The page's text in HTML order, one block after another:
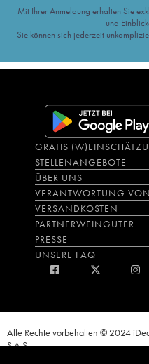
Mit Ihrer Anmeldung erhalten Sie
und
Sie können sich jederzeit
GRATIS
STELLENANGEBOTE
ÜBER UNS
VERANTWORTUNG
VERSANDKOSTEN
PARTNERWEINGÜTER
PRESSE
UNSERE FAQ
Alle Rechte vorbehalten © 2024
S.A.S.